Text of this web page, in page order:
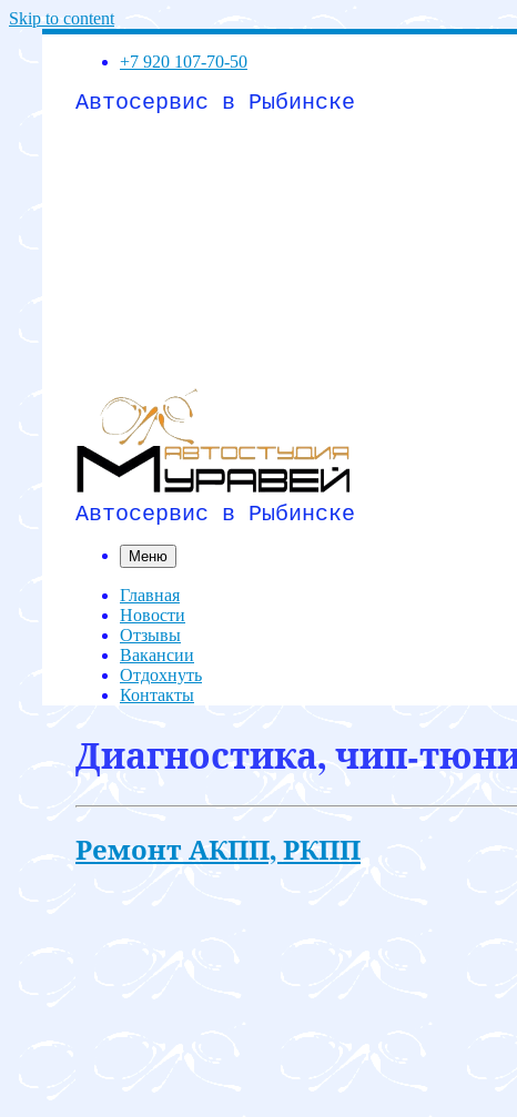
Skip to content
+7 920 107-70-50
Автосервис в Рыбинске
Автосервис в Рыбинске
Меню
Главная
Новости
Отзывы
Вакансии
Отдохнуть
Контакты
Диагностика, чип-
Ремонт АКПП, РКПП